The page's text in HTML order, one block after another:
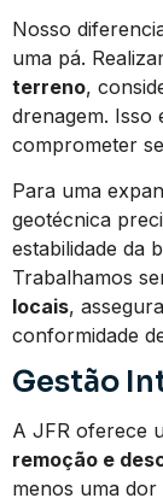
Nosso
uma pá.
terreno,
drenagem. Isso
comprometer
Para uma
geotécnica
estabilidade da
Trabalhamos
locais,
conformidade
Gestão
A JFR oferece
remoção e
menos uma